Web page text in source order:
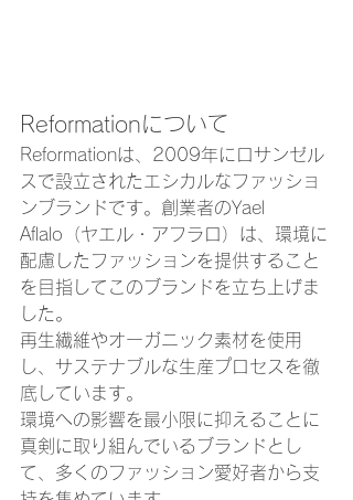
Reformationについて
Reformationは、2009年にロサンゼル
スで設立されたエシカルなファッショ
ンブランドです。創業者のYael
Aflalo（ヤエル・アフラロ）は、環境に
配慮したファッションを提供すること
を目指してこのブランドを立ち上げま
した。
再生繊維やオーガニック素材を使用
し、サステナブルな生産プロセスを徹
底しています。
環境への影響を最小限に抑えることに
真剣に取り組んでいるブランドとし
て、多くのファッション愛好者から支